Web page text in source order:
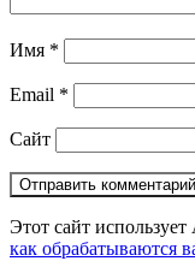
Имя *
Email *
Сайт
Этот сайт
как обрабатываются